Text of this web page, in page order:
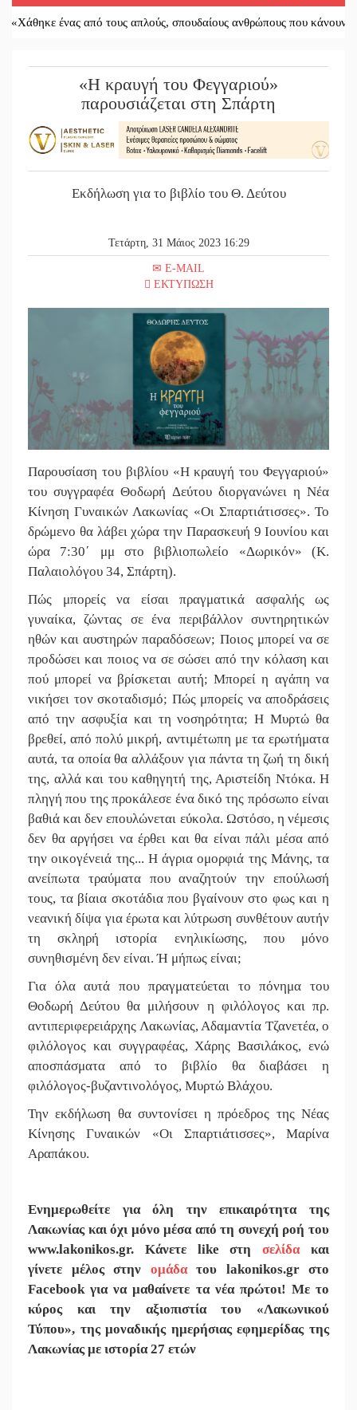
ένας από τους απλούς, σπουδαίους ανθρώπους που κάνουν τον κόσμο
«Η κραυγή του Φεγγαριού»
παρουσιάζεται στη Σπάρτη
Εκδήλωση για το βιβλίο του Θ. Δεύτου
Τετάρτη, 31 Μάιος 2023 16:29
E-MAIL
ΕΚΤΥΠΩΣΗ
Παρουσίαση του βιβλίου «Η κραυγή του Φεγγαριού»
του συγγραφέα Θοδωρή Δεύτου διοργανώνει η Νέα
Κίνηση Γυναικών Λακωνίας «Οι Σπαρτιάτισσες». Το
δρώμενο θα λάβει χώρα την Παρασκευή 9 Ιουνίου και
ώρα 7:30΄ μμ στο βιβλιοπωλείο «Δωρικόν» (Κ.
Παλαιολόγου 34, Σπάρτη).
Πώς μπορείς να είσαι πραγματικά ασφαλής ως
γυναίκα, ζώντας σε ένα περιβάλλον συντηρητικών
ηθών και αυστηρών παραδόσεων; Ποιος μπορεί να σε
προδώσει και ποιος να σε σώσει από την κόλαση και
πού μπορεί να βρίσκεται αυτή; Μπορεί η αγάπη να
νικήσει τον σκοταδισμό; Πώς μπορείς να αποδράσεις
από την ασφυξία και τη νοσηρότητα; Η Μυρτώ θα
βρεθεί, από πολύ μικρή, αντιμέτωπη με τα ερωτήματα
αυτά, τα οποία θα αλλάξουν για πάντα τη ζωή τη δική
της, αλλά και του καθηγητή της, Αριστείδη Ντόκα. Η
πληγή που της προκάλεσε ένα δικό της πρόσωπο είναι
βαθιά και δεν επουλώνεται εύκολα. Ωστόσο, η νέμεσις
δεν θα αργήσει να έρθει και θα είναι πάλι μέσα από
την οικογένειά της... Η άγρια ομορφιά της Μάνης, τα
ανείπωτα τραύματα που αναζητούν την επούλωσή
τους, τα βίαια σκοτάδια που βγαίνουν στο φως και η
νεανική δίψα για έρωτα και λύτρωση συνθέτουν αυτήν
τη σκληρή ιστορία ενηλικίωσης, που μόνο
συνηθισμένη δεν είναι. Ή μήπως είναι;
Για όλα αυτά που πραγματεύεται το πόνημα του
Θοδωρή Δεύτου θα μιλήσουν η φιλόλογος και πρ.
αντιπεριφερειάρχης Λακωνίας, Αδαμαντία Τζανετέα, ο
φιλόλογος και συγγραφέας, Χάρης Βασιλάκος, ενώ
αποσπάσματα από το βιβλίο θα διαβάσει η
φιλόλογος-βυζαντινολόγος, Μυρτώ Βλάχου.
Την εκδήλωση θα συντονίσει η πρόεδρος της Νέας
Κίνησης Γυναικών «Οι Σπαρτιάτισσες», Μαρίνα
Αραπάκου.
Ενημερωθείτε για όλη την επικαιρότητα της
Λακωνίας καιόχι μόνο μέσα από τη συνεχή ροή του
www.lakonikos.gr. Κάνετε like στησελίδακαι
γίνετε μέλος στην ομάδατου lakonikos.gr στο
Facebook για να μαθαίνετε τα νέα πρώτοι! Με το
κύρος και την αξιοπιστία του «Λακωνικού
Τύπου», της μοναδικής ημερήσιας εφημερίδας της
Λακωνίας με ιστορία 27 ετών